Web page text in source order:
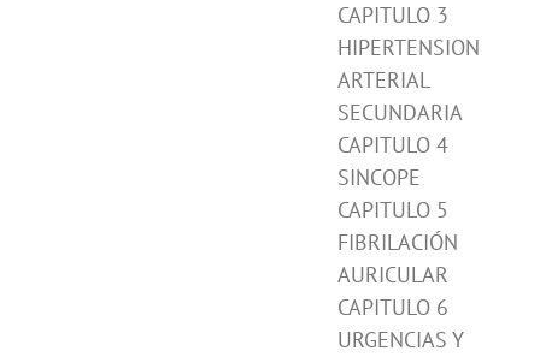
CAPITULO 3
HIPERTENSION
ARTERIAL
SECUNDARIA
CAPITULO 4
SINCOPE
CAPITULO 5
FIBRILACIÓN
AURICULAR
CAPITULO 6
URGENCIAS Y